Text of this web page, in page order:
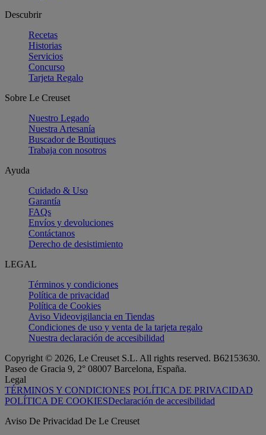
Descubrir
Recetas
Historias
Servicios
Concurso
Tarjeta Regalo
Sobre Le Creuset
Nuestro Legado
Nuestra Artesanía
Buscador de Boutiques
Trabaja con nosotros
Ayuda
Cuidado & Uso
Garantía
FAQs
Envíos y devoluciones
Contáctanos
Derecho de desistimiento
LEGAL
Términos y condiciones
Política de privacidad
Política de Cookies
Aviso Videovigilancia en Tiendas
Condiciones de uso y venta de la tarjeta regalo
Nuestra declaración de accesibilidad
Copyright © 2026, Le Creuset S.L. All rights reserved. B62153630.
Paseo de Gracia 9, 2° 08007 Barcelona, España.
Legal
TÉRMINOS Y CONDICIONES POLÍTICA DE PRIVACIDAD
POLÍTICA DE COOKIESDeclaración de accesibilidad
Aviso De Privacidad De Le Creuset